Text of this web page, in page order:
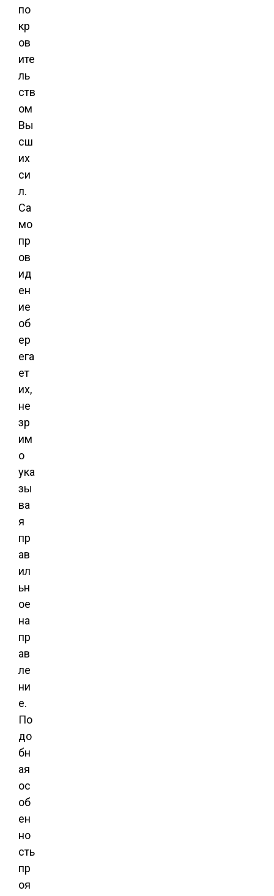
по
кр
ов
ите
ль
ств
ом
Вы
сш
их
си
л.
Са
мо
пр
ов
ид
ен
ие
об
ер
ега
ет
их,
не
зр
им
о
ука
зы
ва
я
пр
ав
ил
ьн
ое
на
пр
ав
ле
ни
е.
По
до
бн
ая
ос
об
ен
но
сть
пр
оя